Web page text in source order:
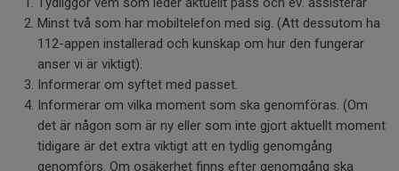
Minst två som har mobiltelefon med sig. (Att dessutom ha
112-appen installerad och kunskap om hur den fungerar
anser vi är viktigt).
Informerar om syftet med passet.
Informerar om vilka moment som ska genomföras. (Om
det är någon som är ny eller som inte gjort aktuellt moment
tidigare är det extra viktigt att en tydlig genomgång
genomförs. Om osäkerhet finns efter genomgång ska